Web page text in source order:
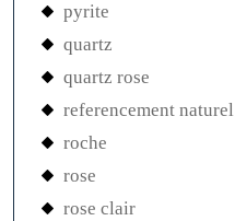
pyrite
quartz
quartz rose
referencement naturel
roche
rose
rose clair